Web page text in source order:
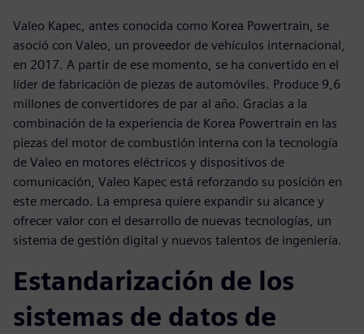
Valeo Kapec, antes conocida como Korea Powertrain, se
asoció con Valeo, un proveedor de vehículos internacional,
en 2017. A partir de ese momento, se ha convertido en el
líder de fabricación de piezas de automóviles. Produce 9,6
millones de convertidores de par al año. Gracias a la
combinación de la experiencia de Korea Powertrain en las
piezas del motor de combustión interna con la tecnología
de Valeo en motores eléctricos y dispositivos de
comunicación, Valeo Kapec está reforzando su posición en
este mercado. La empresa quiere expandir su alcance y
ofrecer valor con el desarrollo de nuevas tecnologías, un
sistema de gestión digital y nuevos talentos de ingeniería.
Estandarización de los
sistemas de datos de